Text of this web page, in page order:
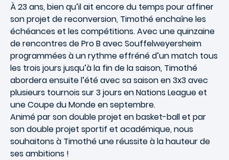
À 23 ans, bien qu’il ait encore du temps pour affiner
son projet de reconversion, Timothé enchaîne les
échéances et les compétitions. Avec une quinzaine
de rencontres de Pro B avec Souffelweyersheim
programmées à un rythme effréné d’un match tous
les trois jours jusqu’à la fin de la saison, Timothé
abordera ensuite l’été avec sa saison en 3x3 avec
plusieurs tournois sur 3 jours en Nations League et
une Coupe du Monde en septembre.
Animé par son double projet en basket-ball et par
son double projet sportif et académique, nous
souhaitons à Timothé une réussite à la hauteur de
ses ambitions !